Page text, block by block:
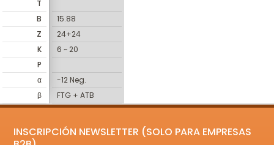
T
B
Z
K
P
α
β
15.88
24+24
6 ~ 20
-12 Neg.
FTG + ATB
INSCRIPCIÓN NEWSLETTER (SOLO PARA EMPRESAS